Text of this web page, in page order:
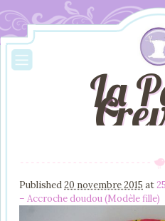
La
Published20 novembre 2015 at
– Accroche doudou (Modèle fille)